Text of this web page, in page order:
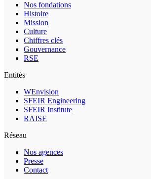
Nos fondations
Histoire
Mission
Culture
Chiffres clés
Gouvernance
RSE
Entités
WEnvision
SFEIR Engineering
SFEIR Institute
RAISE
Réseau
Nos agences
Presse
Contact